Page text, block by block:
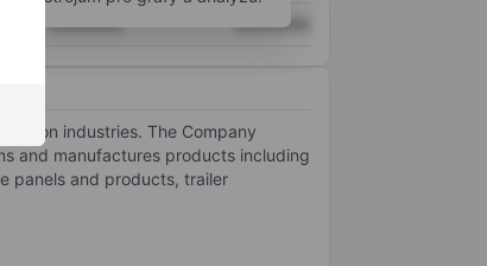
XXXXXXX XXXXXXX
industries. The Company
and manufactures products including
panels and products, trailer